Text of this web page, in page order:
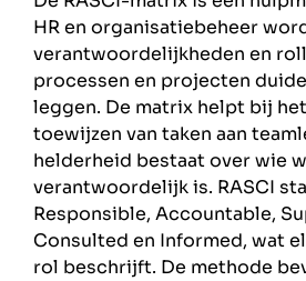
HR en organisatiebeheer
verantwoordelijkheden en
processen en projecten
leggen. De matrix helpt bij
toewijzen van taken aan
helderheid bestaat over wie
verantwoordelijk is. RASCI
Responsible, Accountable,
Consulted en Informed, wat
rol beschrijft. De methode